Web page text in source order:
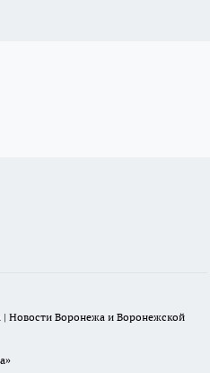
Новости Воронежа и Воронежской